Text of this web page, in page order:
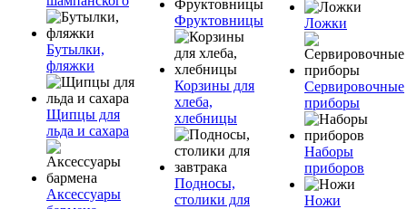
Бутылки,
фляжки
Щипцы для
льда и сахара
Аксессуары
Фруктовницы
Корзины для
хлеба,
хлебницы
Подносы,
столики для
Ложки
Сервировочные
приборы
Наборы
приборов
Ножи